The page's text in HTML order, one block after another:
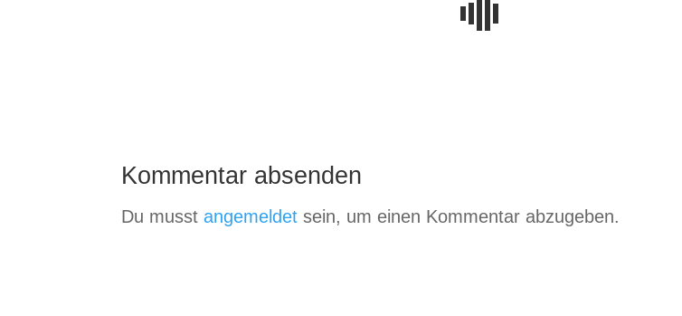
Kommentar absenden
Du musstangemeldet sein, um einen Kommentar abzugeben.